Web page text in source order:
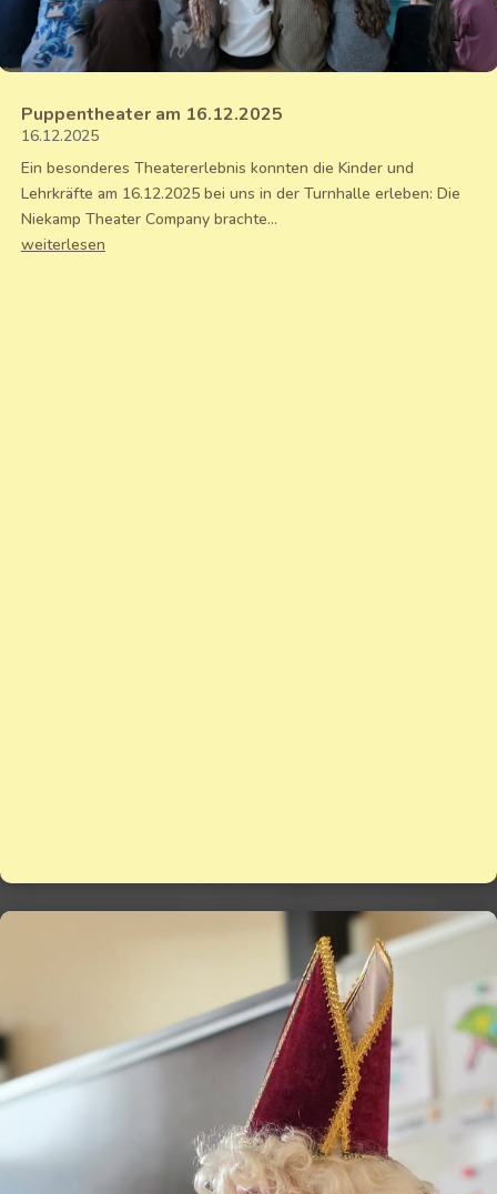
Puppentheater am 16.12.2025
16.12.2025
Ein besonderes Theatererlebnis konnten die Kinder und
Lehrkräfte am 16.12.2025 bei uns in der Turnhalle erleben: Die
Niekamp Theater Company brachte...
weiterlesen